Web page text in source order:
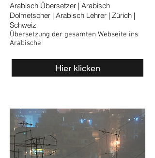
Arabisch Übersetzer | Arabisch
Dolmetscher | Arabisch Lehrer | Zürich |
Schweiz
Übersetzung der gesamten Webseite ins
Arabische
Hier klicken